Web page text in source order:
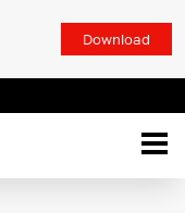
Download